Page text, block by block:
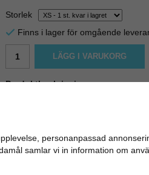
Storlek
Finns i lager för omgående
LÄGG I VARUKORG
Produktbeskrivning:
Poppins Clothing väljer
hemmet på egen symaskin.
Sustainable Fashion. Limited
Minikjol i klassisk tidlös utställd A-
passform. Dragkedja i sidan
Beige som på bilden.
personanpassad
samlar vi in information om